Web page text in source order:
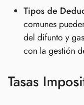
Tipos de
comunes
del difunto y
con la gestión
Tasas